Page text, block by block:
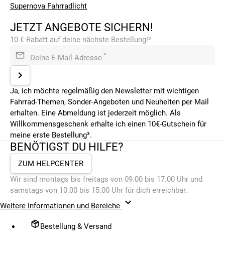
Supernova Fahrradlicht
JETZT ANGEBOTE SICHERN!
10 € Rabatt auf deine nächste Bestellung!³
Deine E-Mail Adresse *
Ja, ich möchte regelmäßig den Newsletter mit wichtigen
Fahrrad-Themen, Sonder-Angeboten und Neuheiten per Mail
erhalten. Eine Abmeldung ist jederzeit möglich. Als
Willkommensgeschenk erhalte ich einen 10€-Gutschein für
meine erste Bestellung³.
BENÖTIGST DU HILFE?
ZUM HELPCENTER
Wir sind montags bis freitags von 09.00 bis 17.00 Uhr und
samstags von 10.00 bis 15.00 Uhr für dich erreichbar.
Weitere Informationen und Bereiche
Bestellung & Versand